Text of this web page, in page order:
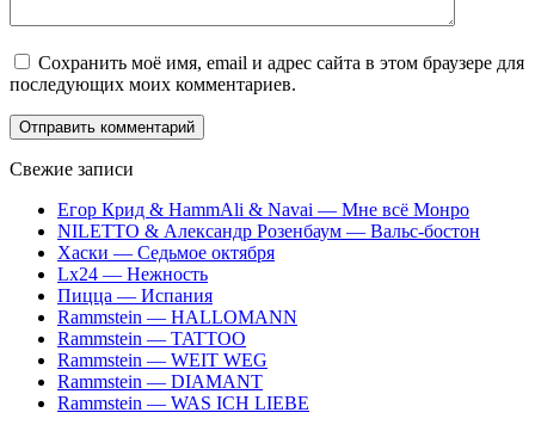
Сохранить моё имя, email и адрес сайта в этом браузере для
последующих моих комментариев.
Свежие записи
Егор Крид & HammAli & Navai — Мне всё Монро
NILETTO & Александр Розенбаум — Вальс-бостон
Хаски — Седьмое октября
Lx24 — Нежность
Пицца — Испания
Rammstein — HALLOMANN
Rammstein — TATTOO
Rammstein — WEIT WEG
Rammstein — DIAMANT
Rammstein — WAS ICH LIEBE